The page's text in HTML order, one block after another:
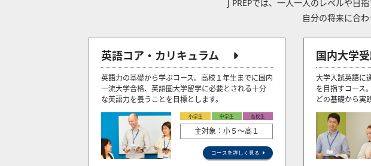
J PREPでは、一人一人のレベルや目
自分の将来に合
英語コア・カリキュラム
英語力の基礎から学ぶコース。高校１年生までに国内
一流大学合格、英語圏大学留学に必要とされる十分
な英語力を養うことを目標とします。
小学生 中学生 高校生
主対象：小５〜高１
コースを詳しく見る
国内大学
大学入試英語に
を目指すコース
どの基礎から実